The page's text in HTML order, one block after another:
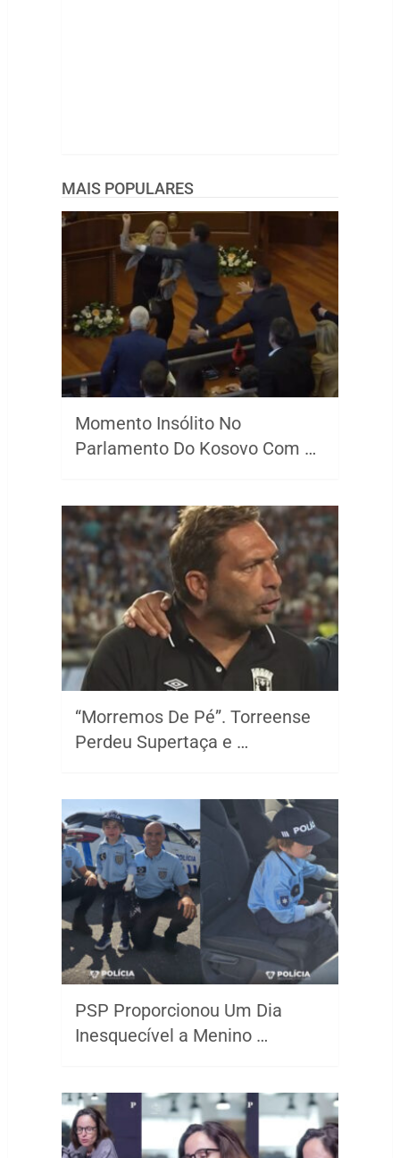
MAIS POPULARES
Momento Insólito No
Parlamento Do Kosovo Com …
“Morremos De Pé”. Torreense
Perdeu Supertaça e …
PSP Proporcionou Um Dia
Inesquecível a Menino …